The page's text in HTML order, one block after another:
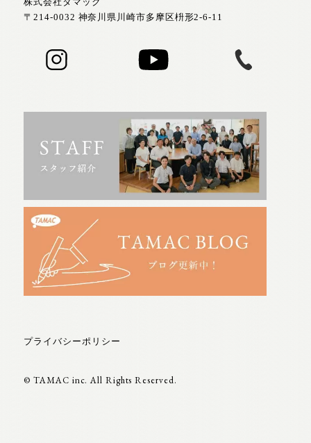
〒214-0032 神奈川県川崎市多摩区枡形2-6-11
プライバシーポリシー
© TAMAC inc. All Rights Reserved.